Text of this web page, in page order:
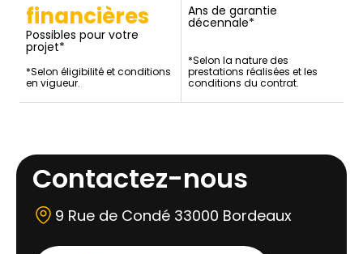
financières
Possibles pour votre
projet*
*Selon éligibilité et conditions
en vigueur.
Ans de garantie
décennale*
*Selon la nature des
prestations réalisées et les
conditions du contrat.
Contactez-nous
9 Rue de Condé 33000 Bordeaux